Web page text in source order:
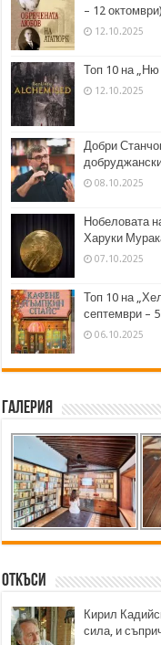
– 12 октомври)
12.10.2025
Топ 10 на „Ню
12.10.2025
Добри
08.10.2025
Нобеловата
Харуки
07.10.2025
Топ 10 на
септември –
06.10.2025
Галерия
Откъси
Кирил
сила, и